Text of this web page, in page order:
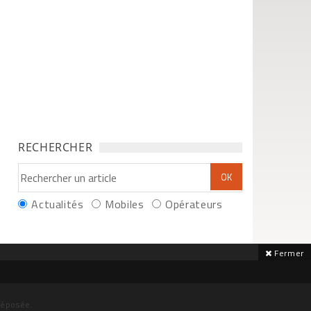
RECHERCHER
Actualités Mobiles Opérateurs
Fermer